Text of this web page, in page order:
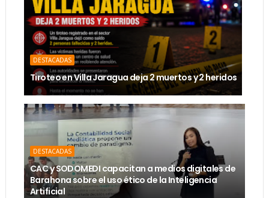
DESTACADAS
Tiroteo en Villa Jaragua deja 2 muertos y 2 heridos
DESTACADAS
CAC y SODOMEDI capacitan a medios digitales de
Barahona sobre el uso ético de la Inteligencia
Artificial